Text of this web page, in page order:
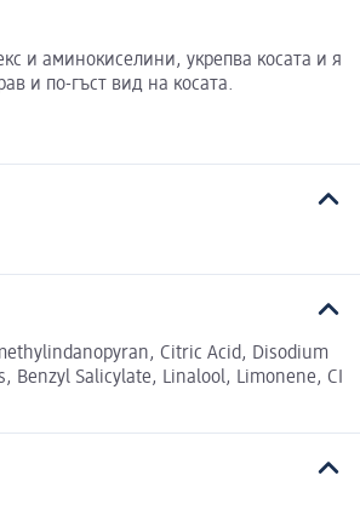
и аминокиселини, укрепва косата и я
и по-гъст вид на косата.
Citric Acid, Disodium
Benzyl Salicylate, Linalool, Limonene, CI